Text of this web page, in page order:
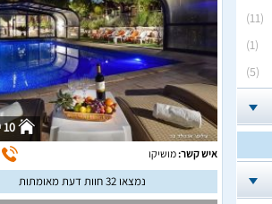
(11)
(1)
(5)
10 יחידות אירוח
איש קשר:מושיקו
נמצאו 32 חוות דעת מאומתות